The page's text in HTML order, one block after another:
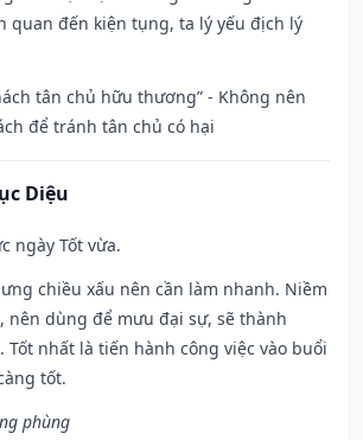
quan đến kiện tụng, ta lý yếu địch lý
tân chủ hữu thương” - Không nên
để tránh tân chủ có hại
Diệu
ngày Tốt vừa.
chiều xấu nên cần làm nhanh. Niềm
nên dùng để mưu đại sự, sẽ thành
Tốt nhất là tiến hành công việc vào buổi
tốt.
phùng